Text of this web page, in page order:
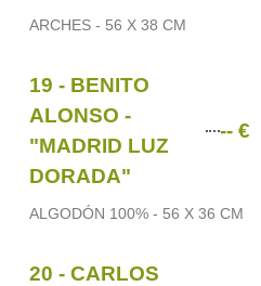
ARCHES - 56 X 38 CM
19 - BENITO
ALONSO -
"MADRID LUZ
DORADA"
-- €
ALGODÓN 100% - 56 X 36 CM
20 - CARLOS